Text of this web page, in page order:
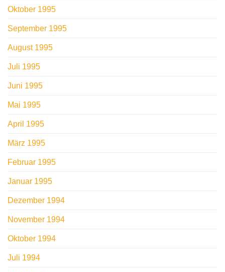
Oktober 1995
September 1995
August 1995
Juli 1995
Juni 1995
Mai 1995
April 1995
März 1995
Februar 1995
Januar 1995
Dezember 1994
November 1994
Oktober 1994
Juli 1994